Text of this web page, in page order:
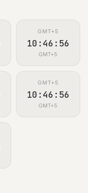
GMT+5
10:46:57
GMT+5
GMT+5
10:46:57
GMT+5